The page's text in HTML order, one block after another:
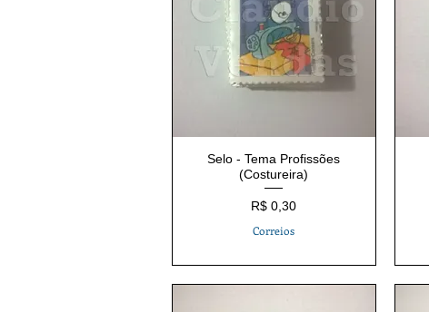
Selo - Tema Profissões
(Costureira)
Preço
R$ 0,30
Correios